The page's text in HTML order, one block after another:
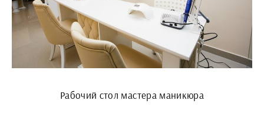
Рабочий стол мастера маникюра